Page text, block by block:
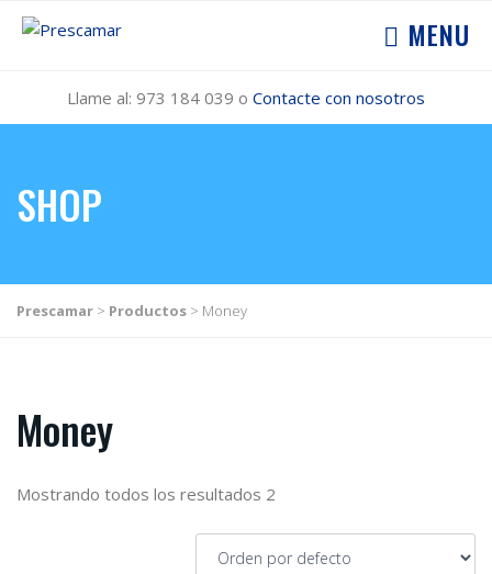
MENU
Llame al: 973 184 039 o Contacte con nosotros
SHOP
Prescamar > Productos > Money
Money
Mostrando todos los resultados 2